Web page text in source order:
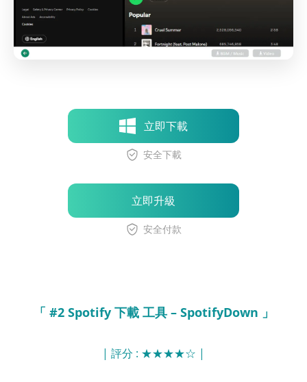
立即下載
安全下載
立即升級
安全付款
「 #2 Spotify 下載 工具 – SpotifyDown 」
| 評分 : ★★★★☆ |